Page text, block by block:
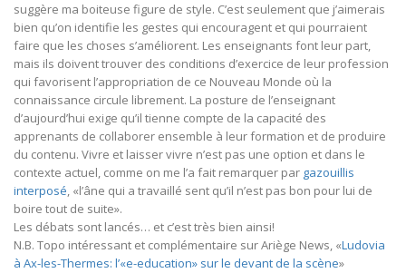
suggère ma boiteuse figure de style. C’est seulement que j’aimerais
bien qu’on identifie les gestes qui encouragent et qui pourraient
faire que les choses s’améliorent. Les enseignants font leur part,
mais ils doivent trouver des conditions d’exercice de leur profession
qui favorisent l’appropriation de ce Nouveau Monde où la
connaissance circule librement. La posture de l’enseignant
d’aujourd’hui exige qu’il tienne compte de la capacité des
apprenants de collaborer ensemble à leur formation et de produire
du contenu. Vivre et laisser vivre n’est pas une option et dans le
contexte actuel, comme on me l’a fait remarquer par gazouillis
interposé, «l’âne qui a travaillé sent qu’il n’est pas bon pour lui de
boire tout de suite».
Les débats sont lancés… et c’est très bien ainsi!
N.B. Topo intéressant et complémentaire sur Ariège News, «Ludovia
à Ax-les-Thermes: l’«e-education» sur le devant de la scène»